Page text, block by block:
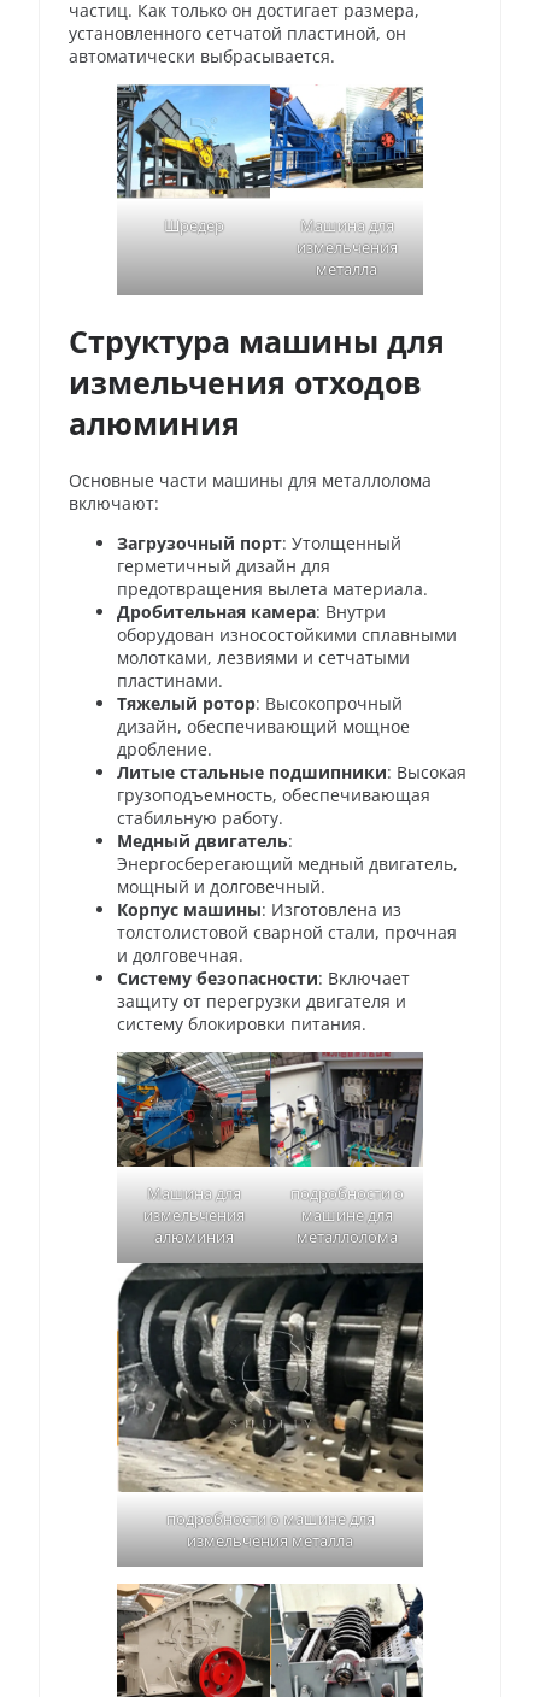
частиц. Как только он достигает размера,
установленного сетчатой пластиной, он
автоматически выбрасывается.
Шредер
Машина для
измельчения
металла
Структура машины для
измельчения отходов
алюминия
Основные части машины для металлолома
включают:
Загрузочный порт: Утолщенный
герметичный дизайн для
предотвращения вылета материала.
Дробительная камера: Внутри
оборудован износостойкими сплавными
молотками, лезвиями и сетчатыми
пластинами.
Тяжелый ротор: Высокопрочный
дизайн, обеспечивающий мощное
дробление.
Литые стальные подшипники: Высокая
грузоподъемность, обеспечивающая
стабильную работу.
Медный двигатель:
Энергосберегающий медный двигатель,
мощный и долговечный.
Корпус машины: Изготовлена из
толстолистовой сварной стали, прочная
и долговечная.
Систему безопасности: Включает
защиту от перегрузки двигателя и
систему блокировки питания.
Машина для
измельчения
алюминия
подробности о
машине для
металлолома
подробности о машине для
измельчения металла